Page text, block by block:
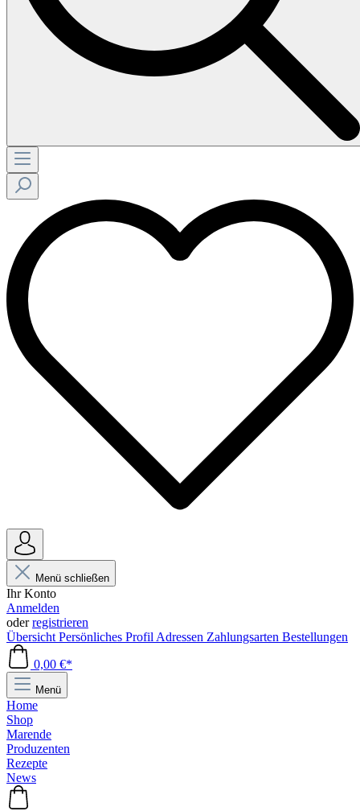
Menü schließen
Ihr Konto
Anmelden
oderregistrieren
Übersicht Persönliches Profil Adressen Zahlungsarten Bestellungen
0,00 €*
Menü
Home
Shop
Marende
Produzenten
Rezepte
News